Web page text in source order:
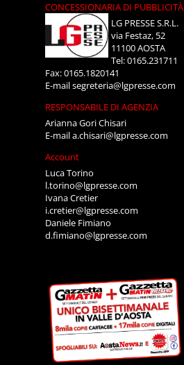
CONCESSIONARIA DI PUBBLICITÀ
LG PRESSE S.R.L.
via Festaz, 52
11100 AOSTA
Tel: 0165.231711
Fax: 0165.1820141
E-mailsegreteria@lgpresse.com
RESPONSABILE DI AGENZIA
Arianna Gori Chisari
E-maila.chisari@lgpresse.com
Account
Luca Torino
l.torino@lgpresse.com
Ivana Cretier
i.cretier@lgpresse.com
Daniele Fimiano
d.fimiano@lgpresse.com